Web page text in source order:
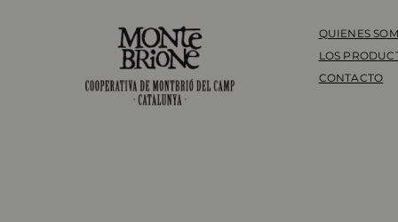
QUIENES
LOS
CONTACTO